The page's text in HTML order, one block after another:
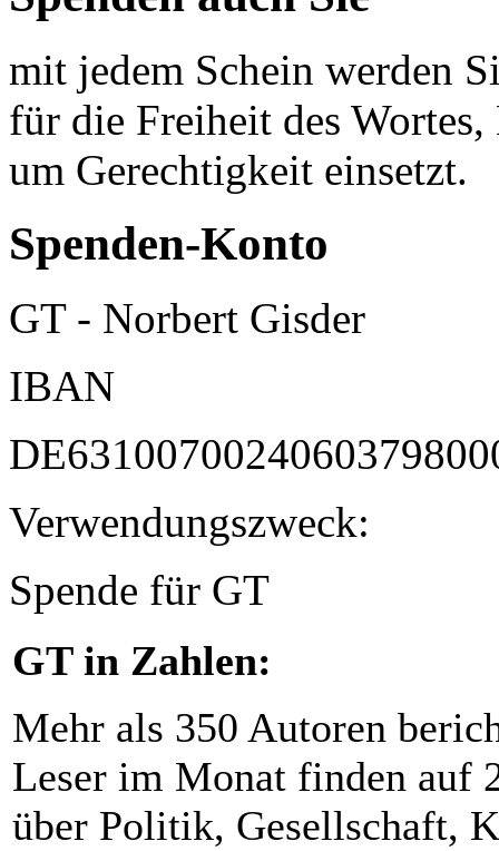
mit jedem Schein werden
für die Freiheit des
um Gerechtigkeit einsetzt.
Spenden-Konto
GT - Norbert Gisder
IBAN
Verwendungszweck:
Spende für GT
GT in Zahlen:
Mehr als 350 Autoren
Leser im Monat finden auf
über Politik, Gesellschaft,